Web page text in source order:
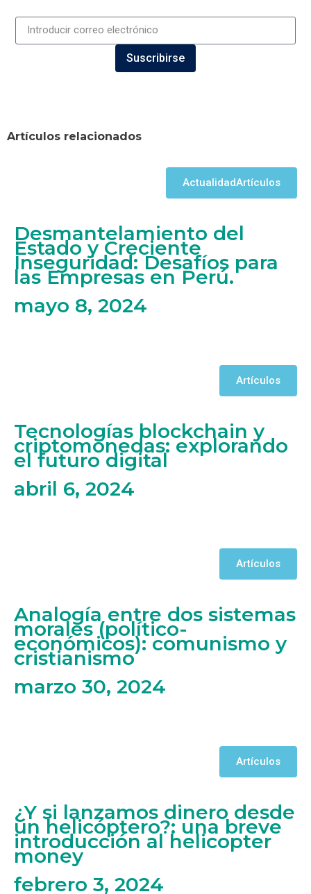
Suscribirse
Artículos relacionados
ActualidadArtículos
Desmantelamiento del
Estado y Creciente
Inseguridad: Desafíos para
las Empresas en Perú.
mayo 8, 2024
Artículos
Tecnologías blockchain y
criptomonedas: explorando
el futuro digital
abril 6, 2024
Artículos
Analogía entre dos sistemas
morales (político-
económicos): comunismo y
cristianismo
marzo 30, 2024
Artículos
¿Y si lanzamos dinero desde
un helicóptero?: una breve
introducción al helicopter
money
febrero 3, 2024